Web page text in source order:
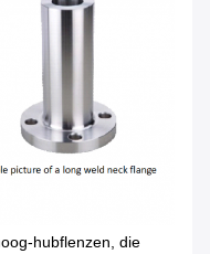
hubflenzen, die